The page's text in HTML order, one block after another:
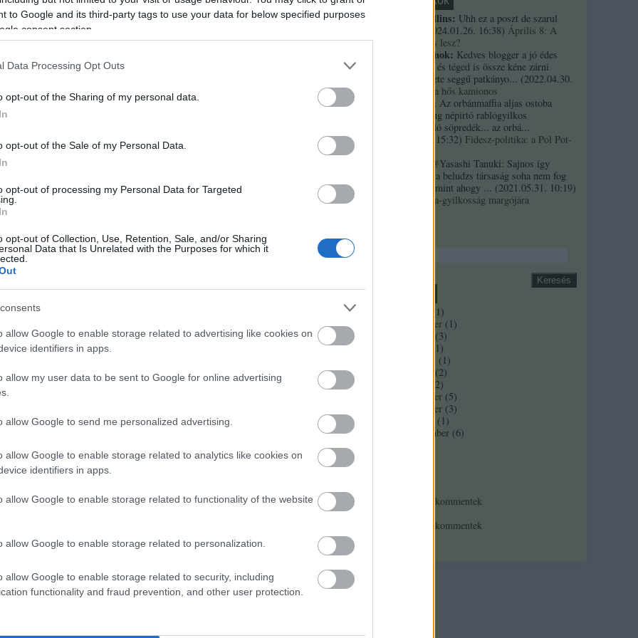
to Google and its third-party tags to use your data for below specified purposes
consent section.
Data Processing Opt Outs
opt-out of the Sharing of my personal data.
opt-out of the Sale of my Personal Data.
opt-out of processing my Personal Data for Targeted
opt-out of Collection, Use, Retention, Sale, and/or Sharing
Data that Is Unrelated with the Purposes for which it
allow Google to enable storage related to advertising like cookies on
identifiers in apps.
allow my user data to be sent to Google for online advertising
allow Google to send me personalized advertising.
allow Google to enable storage related to analytics like cookies on
identifiers in apps.
allow Google to enable storage related to functionality of the website
allow Google to enable storage related to personalization.
allow Google to enable storage related to security, including
functionality and fraud prevention, and other user protection.
Még még még! »
aquincumi híd napi vicc 5 ös metró
is!
Tetszik 0
dühös
a baloldal nem
Lacika
felmászott a Mandinerre egy részlet az A semmi lázadása című, a
A Mandiner kiemelése különösebb figyelmet nem érdemel, ’68-at nem
a jobboldalon, nincsen ebben semmi…
Még még még! »
is!
Tetszik 0
necrophil collins: Uhh ez a poszt de szarul
2024.01.26. 16:38) Április 8: A
többség kevés lesz?
Custertábornok: Kedves blogger a jó édes
kurvaanyádat és téged is össze kéne zárni
ezekkel a fekete seggű patkányo... (2022.04.30.
Árpi, a hős kamionos
kiskutyauto: Az orbánmaffia aljas ostoba
arrogáns hazug népirtó rablógyilkos
országromboló söpredék... az orbá...
2021.10.19. 15:32) Fidesz-politika: a Pol Pot-
@Yasashi Tanuki: Sajnos így
valahogy. Ez a beludzs társaság soha nem fog
integrálódni, mint ahogy ... (2021.05.31. 10:19)
A Bándy Kata-gyilkosság margójára
1 )
2017 november ( 1 )
(3)
1 )
( 1 )
(2)
2)
2015 december (5)
2015 november (3)
( 1 )
2015 szeptember (6)
kommentek
kommentek